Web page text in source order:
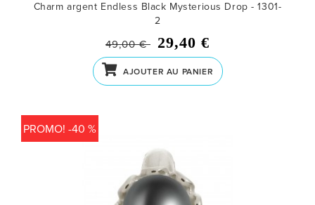
Charm argent Endless Black Mysterious Drop - 1301-
2
49,00 € 29,40 €
AJOUTER AU PANIER
PROMO! -40 %